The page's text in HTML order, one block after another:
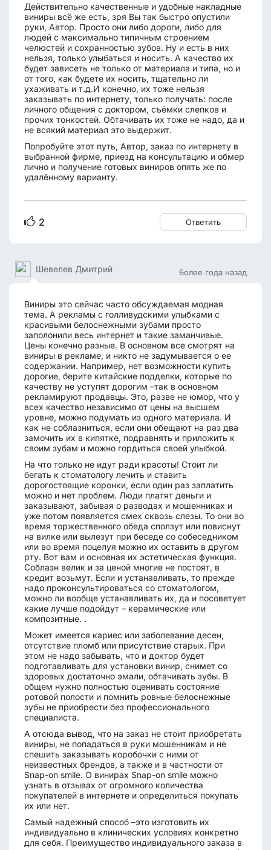
Действительно качественные и удобные накладные
виниры всё же есть, зря Вы так быстро опустили
руки, Автор. Просто они либо дороги, либо для
людей с максимально типичным строением
челюстей и сохранностью зубов. Ну и есть в них
нельзя, только улыбаться и носить. А качество их
будет зависеть не только от материала и типа, но и
от того, как будете их носить, тщательно ли
ухаживать и т.д.И конечно, их тоже нельзя
заказывать по интернету, только получать: после
личного общения с доктором, съёмки слепков и
прочих тонкостей. Обтачивать их тоже не надо, да и
не всякий материал это выдержит.
Попробуйте этот путь, Автор, заказ по интернету в
выбранной фирме, приезд на консультацию и обмер
лично и получение готовых виниров опять же по
удалённому варианту.
2 Ответить
Более года назад
Шевелев Дмитрий
Виниры это сейчас часто обсуждаемая модная
тема. А рекламы с голливудскими улыбками с
красивыми белоснежными зубами просто
заполонили весь интернет и такие заманчивые.
Цены конечно разные. В основном все смотрят на
виниры в рекламе, и никто не задумывается о ее
содержании. Например, нет возможности купить
дорогие, берите китайские подделки, которые по
качеству не уступят дорогим –так в основном
рекламируют продавцы. Это, разве не юмор, что у
всех качество независимо от цены на высшем
уровне, можно подумать из одного материала. И
как не соблазниться, если они обещают на раз два
замочить их в кипятке, подравнять и приложить к
своим зубам и можно гордиться своей улыбкой.
На что только не идут ради красоты! Стоит ли
бегать к стоматологу лечить и ставить
дорогостоящие коронки, если один раз заплатить
можно и нет проблем. Люди платят деньги и
заказывают, забывая о разводах и мошенниках и
уже потом появляется смех сквозь слезы. То они во
время торжественного обеда сползут или повиснут
на вилке или вылезут при беседе со собеседником
или во время поцелуя можно их оставить в другом
рту. Вот вам и основная их эстетическая функция.
Соблазн велик и за ценой многие не постоят, в
кредит возьмут. Если и устанавливать, то прежде
надо проконсультироваться со стоматологом,
можно ли вообще устанавливать их, да и посоветует
какие лучше подойдут – керамические или
композитные. .
Может имеется кариес или заболевание десен,
отсутствие пломб или присутствие старых. При
этом не надо забывать, что и доктор будет
подготавливать для установки винир, снимет со
здоровых достаточно эмали, обтачивать зубы. В
общем нужно полностью оценивать состояние
ротовой полости и помнить ровные белоснежные
зубы не приобрести без профессионального
специалиста.
А отсюда вывод, что на заказ не стоит приобретать
виниры, не попадаться в руки мошенникам и не
спешить заказывать коробочки с ними от
неизвестных брендов, а также и в частности от
Snap-on smile. О винирах Snap-on smile можно
узнать в отзывах от огромного количества
покупателей в интернете и определиться покупать
их или нет.
Самый надежный способ –это изготовить их
индивидуально в клинических условиях конкретно
для себя. Преимущество индивидуального заказа в